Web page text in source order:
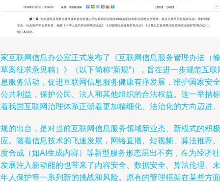
互联网信息办公室正式发布了《互联网信息服务管理办法（修
案征求意见稿）》（以下简称“新规”），旨在进一步规范互联
服务活动，促进互联网信息服务健康有序发展，维护国家安全
共利益，保护公民、法人和其他组织的合法权益。这一举措标
我国互联网治理体系正朝着更加精细化、法治化的方向迈进。
的出台，是对当前互联网信息服务领域新业态、新模式的积极
。随着信息技术的飞速发展，网络直播、短视频、算法推荐、
合成（如AI生成内容）等新型服务形态层出不穷，在为经济社
展注入新动能的也带来了内容安全、数据安全、算法伦理、未
人保护等一系列新的挑战和风险。原有的管理框架在某些方面